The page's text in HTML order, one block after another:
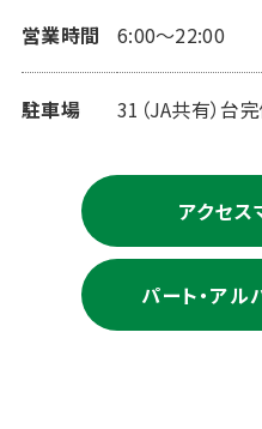
営業時間 6:00～22:00
駐車場 31（JA共有）台
アクセス
パート・アル